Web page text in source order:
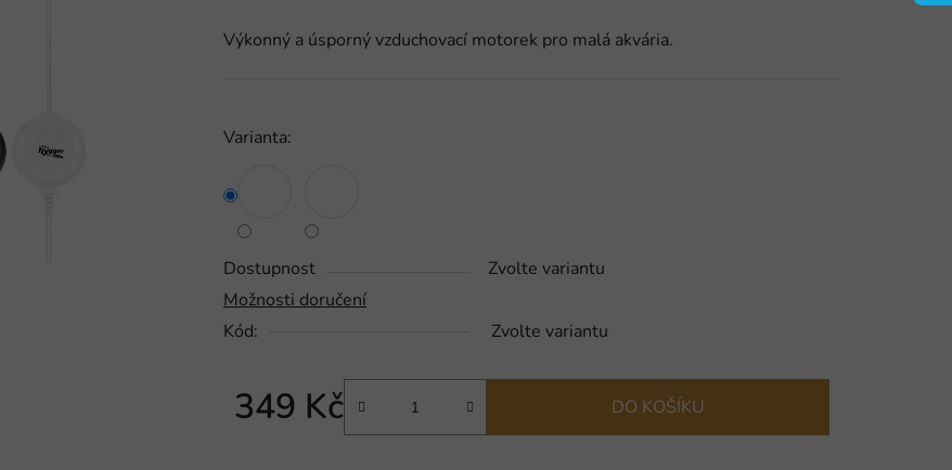
je
5
Výkonný a úsporný vzduchovací motorek pro malá akvária.
Varianta:
Dostupnost
Zvolte variantu
Možnosti doručení
Kód:
Zvolte variantu
349 Kč DO KOŠÍKU